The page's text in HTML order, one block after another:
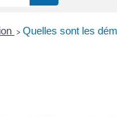
> Quelles sont les